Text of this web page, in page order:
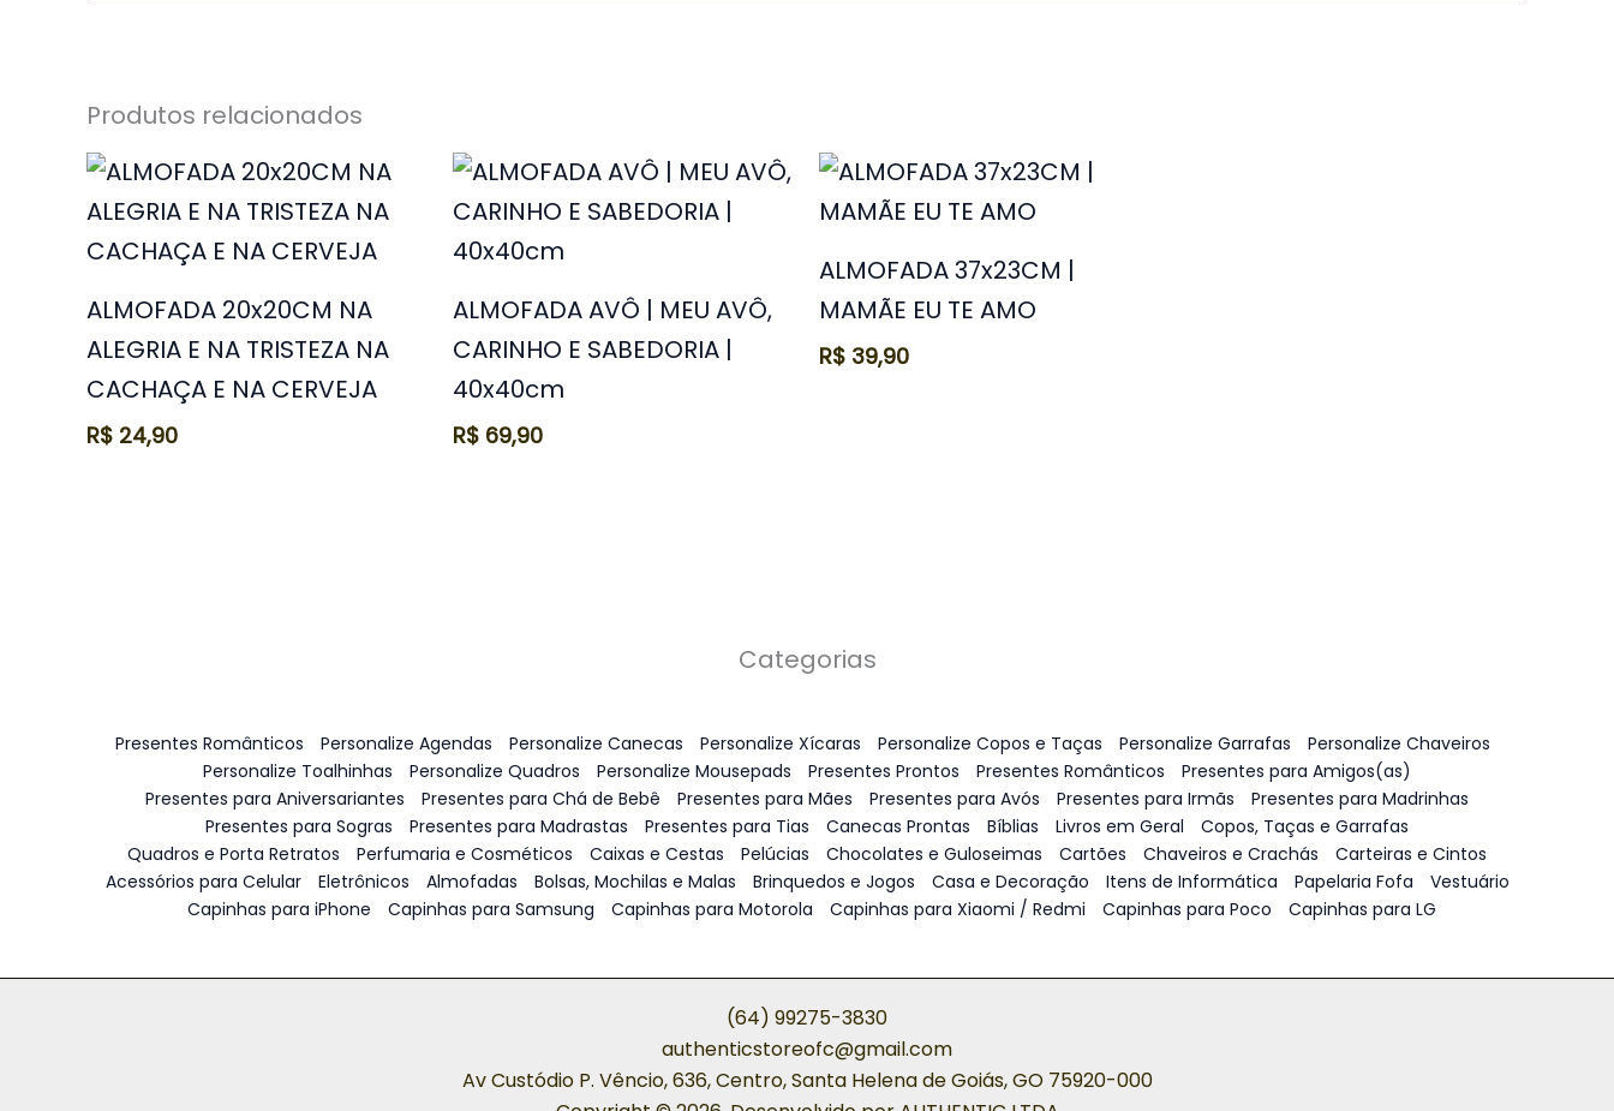
Produtos relacionados
ALMOFADA 20x20CM NA
ALEGRIA E NA TRISTEZA NA
CACHAÇA E NA CERVEJA
R$ 24,90
ALMOFADA AVÔ | MEU AVÔ,
CARINHO E SABEDORIA |
40x40cm
R$ 69,90
ALMOFADA 37x23CM |
MAMÃE EU TE AMO
R$ 39,90
Categorias
Presentes Românticos Personalize Agendas Personalize Canecas Personalize Xícaras Personalize Copos e Taças Personalize Garrafas
Personalize Chaveiros
Personalize Toalhinhas
Personalize Quadros Personalize Mousepads Presentes Prontos Presentes Românticos
Presentes para Amigos(as)
Presentes para Aniversariantes
Presentes para Chá de Bebê Presentes para Mães Presentes para Avós Presentes para Irmãs
Presentes para Madrinhas
Presentes para Sogras
Presentes para Madrastas Presentes para Tias Canecas Prontas Bíblias Livros em Geral
Copos, Taças e Garrafas
Quadros e Porta Retratos
Perfumaria e Cosméticos Caixas e Cestas Pelúcias Chocolates e Guloseimas Cartões Chaveiros e Crachás
Carteiras e Cintos
Acessórios para Celular
Eletrônicos Almofadas Bolsas, Mochilas e Malas Brinquedos e Jogos Casa e Decoração Itens de Informática Papelaria Fofa
Vestuário
Capinhas para iPhone
Capinhas para Samsung Capinhas para Motorola Capinhas para Xiaomi / Redmi Capinhas para Poco Capinhas para LG
(64) 99275-3830
authenticstoreofc@gmail.com
Av Custódio P. Vêncio, 636, Centro, Santa Helena de Goiás, GO 75920-000